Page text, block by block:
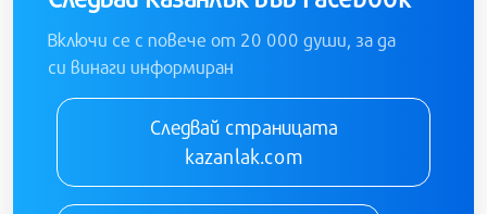
Включи се с повече от 20 000 души, за да
си винаги информиран
Следвай страницата
kazanlak.com